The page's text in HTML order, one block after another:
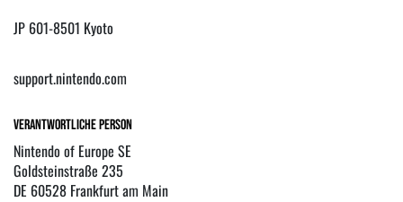
JP 601-8501 Kyoto
support.nintendo.com
Verantwortliche Person
Nintendo of Europe SE
Goldsteinstraße 235
DE 60528 Frankfurt am Main